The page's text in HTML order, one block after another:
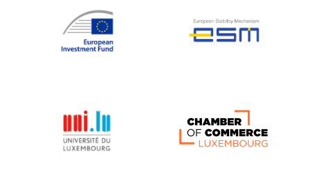
Klaus-Heiner Lehne
Koen LENAERTS
Lars Heikensten
Lucas Papademos
Máire Geoghegan-Quinn